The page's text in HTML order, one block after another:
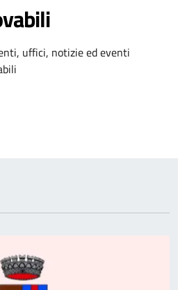
uffici, notizie ed eventi